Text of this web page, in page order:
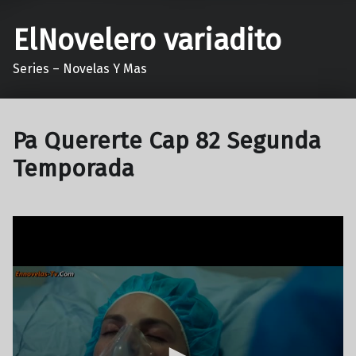
ElNovelero variadito
Series – Novelas Y Mas
Pa Quererte Cap 82 Segunda
Temporada